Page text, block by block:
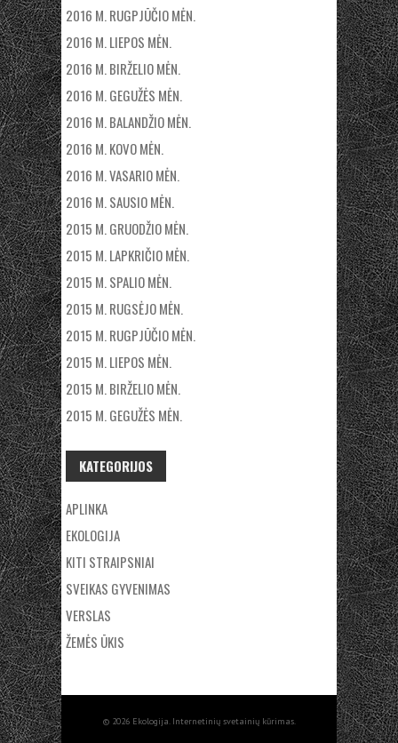
2016 M. RUGPJŪČIO MĖN.
2016 M. LIEPOS MĖN.
2016 M. BIRŽELIO MĖN.
2016 M. GEGUŽĖS MĖN.
2016 M. BALANDŽIO MĖN.
2016 M. KOVO MĖN.
2016 M. VASARIO MĖN.
2016 M. SAUSIO MĖN.
2015 M. GRUODŽIO MĖN.
2015 M. LAPKRIČIO MĖN.
2015 M. SPALIO MĖN.
2015 M. RUGSĖJO MĖN.
2015 M. RUGPJŪČIO MĖN.
2015 M. LIEPOS MĖN.
2015 M. BIRŽELIO MĖN.
2015 M. GEGUŽĖS MĖN.
KATEGORIJOS
APLINKA
EKOLOGIJA
KITI STRAIPSNIAI
SVEIKAS GYVENIMAS
VERSLAS
ŽEMĖS ŪKIS
© 2026 Ekologija. Internetinių svetainių kūrimas.